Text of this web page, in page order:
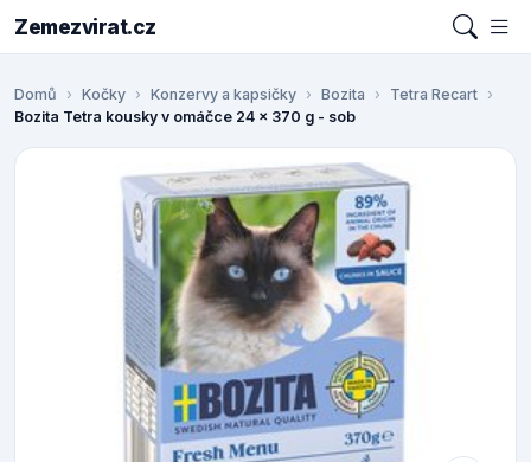
Zemezvirat.cz
Domů Kočky Konzervy a kapsičky Bozita
Tetra Recart
Bozita Tetra kousky v omáčce 24 x 370 g - sob